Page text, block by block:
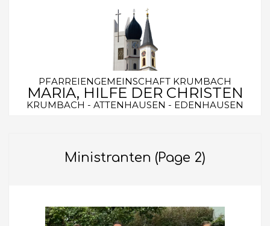
PFARREIENGEMEINSCHAFT KRUMBACH
MARIA, HILFE DER CHRISTEN
KRUMBACH - ATTENHAUSEN - EDENHAUSEN
Ministranten (Page 2)